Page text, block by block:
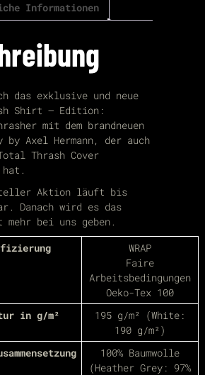
Informationen
das exklusive und neue
Shirt – Edition:
mit dem brandneuen
by Axel Hermann, der auch
Thrash Cover
hat.
Aktion läuft bis
Danach wird es das
bei uns geben.
WRAP
Faire
Arbeitsbedingungen
Oeko-Tex 100
in g/m²
195 g/m² (White:
190 g/m²)
100% Baumwolle
(Heather Grey: 97%